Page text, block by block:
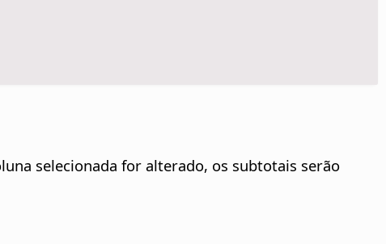
selecionada for alterado, os subtotais serão